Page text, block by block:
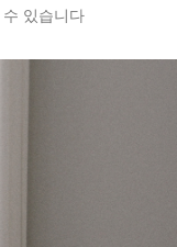
있습니다